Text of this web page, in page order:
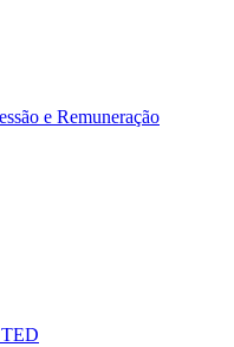
e Remuneração
TED